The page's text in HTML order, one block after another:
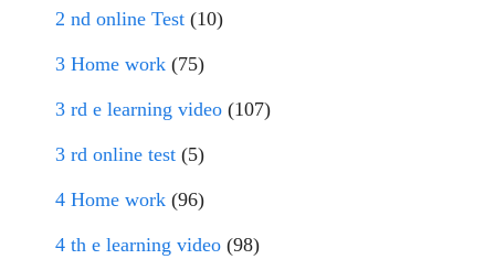
2 nd online Test (10)
3 Home work (75)
3 rd e learning video (107)
3 rd online test (5)
4 Home work (96)
4 th e learning video (98)